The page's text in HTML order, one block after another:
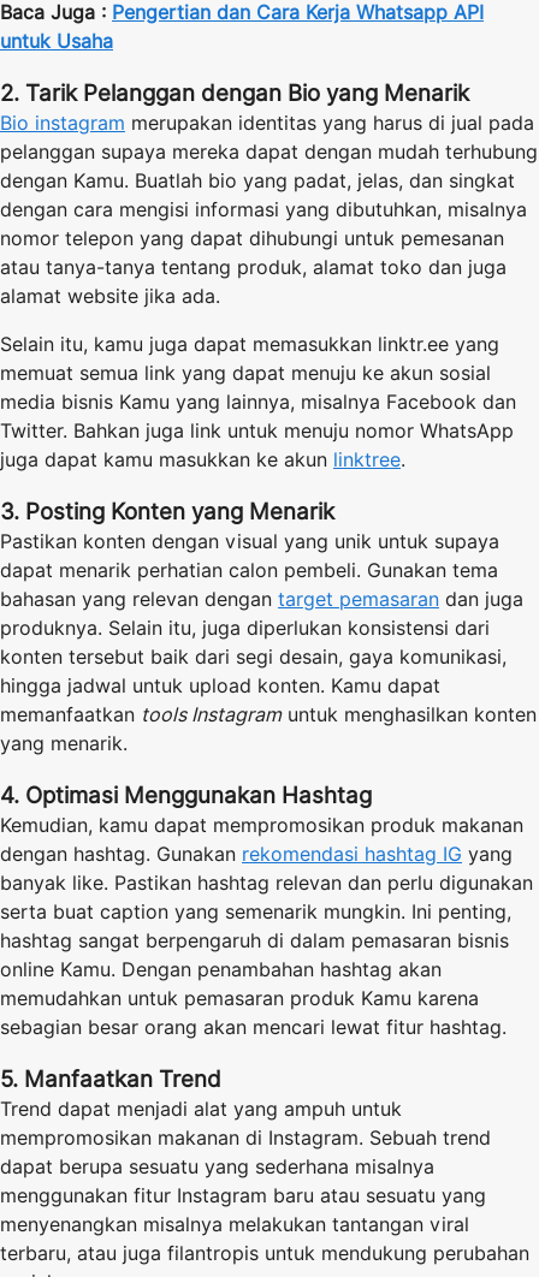
Baca Juga : Pengertian dan Cara Kerja Whatsapp API
untuk Usaha
2. Tarik Pelanggan dengan Bio yang Menarik
Bio instagram merupakan identitas yang harus di jual pada
pelanggan supaya mereka dapat dengan mudah terhubung
dengan Kamu. Buatlah bio yang padat, jelas, dan singkat
dengan cara mengisi informasi yang dibutuhkan, misalnya
nomor telepon yang dapat dihubungi untuk pemesanan
atau tanya-tanya tentang produk, alamat toko dan juga
alamat website jika ada.
Selain itu, kamu juga dapat memasukkan linktr.ee yang
memuat semua link yang dapat menuju ke akun sosial
media bisnis Kamu yang lainnya, misalnya Facebook dan
Twitter. Bahkan juga link untuk menuju nomor WhatsApp
juga dapat kamu masukkan ke akun linktree.
3. Posting Konten yang Menarik
Pastikan konten dengan visual yang unik untuk supaya
dapat menarik perhatian calon pembeli. Gunakan tema
bahasan yang relevan dengan target pemasaran dan juga
produknya. Selain itu, juga diperlukan konsistensi dari
konten tersebut baik dari segi desain, gaya komunikasi,
hingga jadwal untuk upload konten. Kamu dapat
memanfaatkan tools Instagramuntuk menghasilkan konten
yang menarik.
4. Optimasi Menggunakan Hashtag
Kemudian, kamu dapat mempromosikan produk makanan
dengan hashtag. Gunakan rekomendasi hashtag IG yang
banyak like. Pastikan hashtag relevan dan perlu digunakan
serta buat caption yang semenarik mungkin. Ini penting,
hashtag sangat berpengaruh di dalam pemasaran bisnis
online Kamu. Dengan penambahan hashtag akan
memudahkan untuk pemasaran produk Kamu karena
sebagian besar orang akan mencari lewat fitur hashtag.
5. Manfaatkan Trend
Trend dapat menjadi alat yang ampuh untuk
mempromosikan makanan di Instagram. Sebuah trend
dapat berupa sesuatu yang sederhana misalnya
menggunakan fitur Instagram baru atau sesuatu yang
menyenangkan misalnya melakukan tantangan viral
terbaru, atau juga filantropis untuk mendukung perubahan